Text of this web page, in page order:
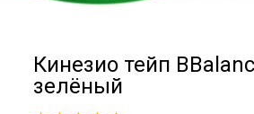
Кинезио тейп
зелёный